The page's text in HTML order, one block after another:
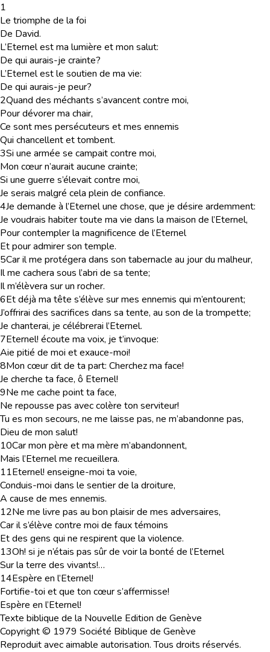
1
Le triomphe de la foi
De David.
L’Eternel est ma lumière et mon salut:
De qui aurais-je crainte?
L’Eternel est le soutien de ma vie:
De qui aurais-je peur?
2Quand des méchants s’avancent contre moi,
Pour dévorer ma chair,
Ce sont mes persécuteurs et mes ennemis
Qui chancellent et tombent.
3Si une armée se campait contre moi,
Mon cœur n’aurait aucune crainte;
Si une guerre s’élevait contre moi,
Je serais malgré cela plein de confiance.
4Je demande à l’Eternel une chose, que je désire ardemment:
Je voudrais habiter toute ma vie dans la maison de l’Eternel,
Pour contempler la magnificence de l’Eternel
Et pour admirer son temple.
5Car il me protégera dans son tabernacle au jour du malheur,
Il me cachera sous l’abri de sa tente;
Il m’élèvera sur un rocher.
6Et déjà ma tête s’élève sur mes ennemis qui m’entourent;
J’offrirai des sacrifices dans sa tente, au son de la trompette;
Je chanterai, je célébrerai l’Eternel.
7Eternel! écoute ma voix, je t’invoque:
Aie pitié de moi et exauce-moi!
8Mon cœur dit de ta part: Cherchez ma face!
Je cherche ta face, ô Eternel!
9Ne me cache point ta face,
Ne repousse pas avec colère ton serviteur!
Tu es mon secours, ne me laisse pas, ne m’abandonne pas,
Dieu de mon salut!
10Car mon père et ma mère m’abandonnent,
Mais l’Eternel me recueillera.
11Eternel! enseigne-moi ta voie,
Conduis-moi dans le sentier de la droiture,
A cause de mes ennemis.
12Ne me livre pas au bon plaisir de mes adversaires,
Car il s’élève contre moi de faux témoins
Et des gens qui ne respirent que la violence.
13Oh! si je n’étais pas sûr de voir la bonté de l’Eternel
Sur la terre des vivants!…
14Espère en l’Eternel!
Fortifie-toi et que ton cœur s’affermisse!
Espère en l’Eternel!
Texte biblique de la Nouvelle Edition de Genève
Copyright © 1979 Société Biblique de Genève
Reproduit avec aimable autorisation. Tous droits réservés.